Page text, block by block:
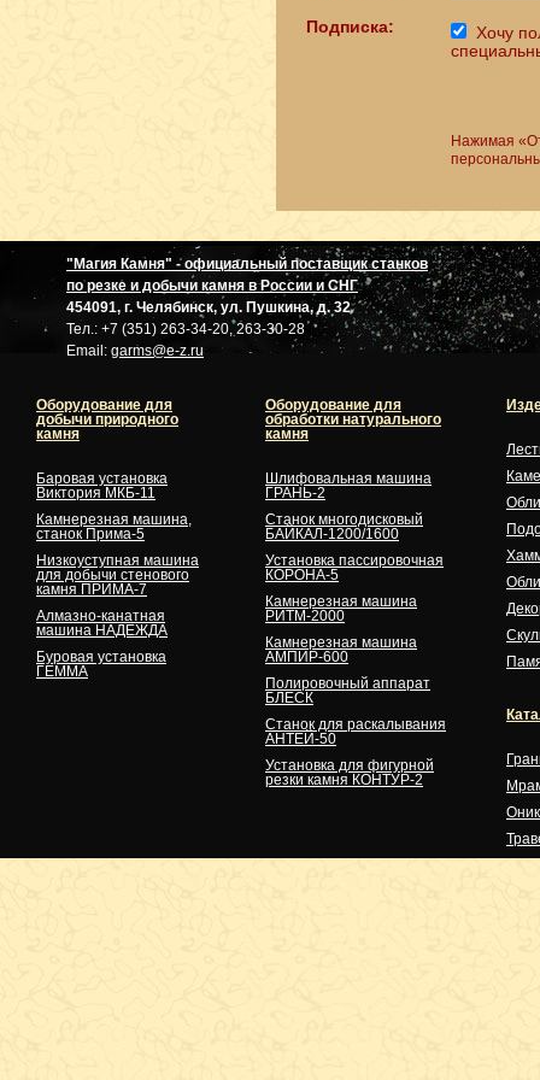
Подписка:
Хочу
Нажимая
"Магия Камня" - официальный поставщик станков
по резке и добычи камня в России и СНГ
454091, г. Челябинск, ул. Пушкина, д. 32
Тел.: +7 (351) 263-34-20, 263-30-28
Email: garms@e-z.ru
Оборудование для
добычи природного
камня
Баровая установка
Виктория МКБ-11
Камнерезная машина,
станок Прима-5
Низкоуступная машина
для добычи стенового
камня ПРИМА-7
Алмазно-канатная
машина НАДЕЖДА
Буровая установка
ГЕММА
Оборудование для
обработки натурального
камня
Шлифовальная машина
ГРАНЬ-2
Станок многодисковый
БАЙКАЛ-1200/1600
Установка пассировочная
КОРОНА-5
Камнерезная машина
РИТМ-2000
Камнерезная машина
АМПИР-600
Полировочный аппарат
БЛЕСК
Станок для раскалывания
АНТЕЙ-50
Установка для фигурной
резки камня КОНТУР-2